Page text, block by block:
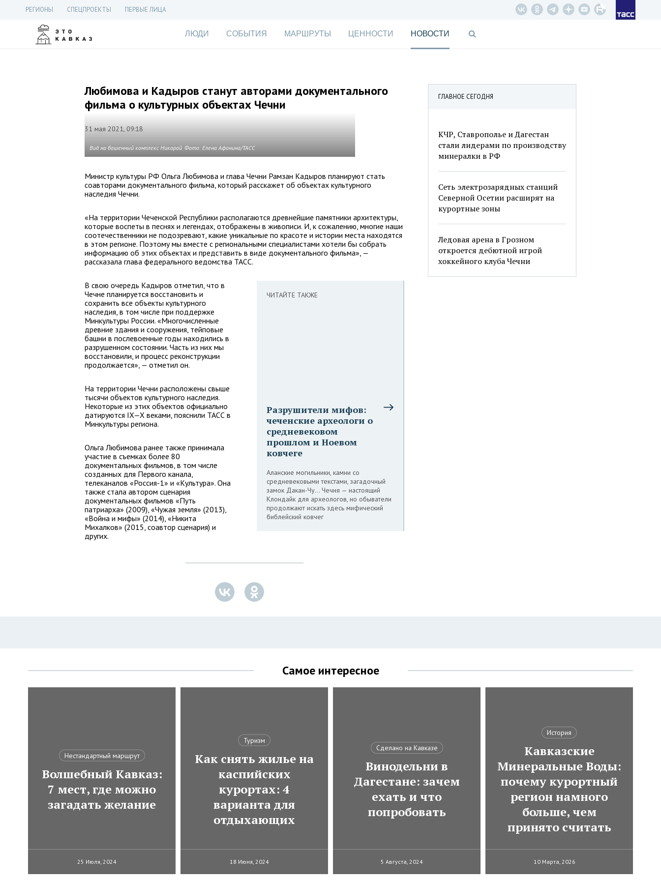
РЕГИОНЫ СПЕЦПРОЕКТЫ ПЕРВЫЕ ЛИЦА
ЛЮДИ СОБЫТИЯ МАРШРУТЫ ЦЕННОСТИ НОВОСТИ
ГЛАВНОЕ СЕГОДНЯ
КЧР, Ставрополье и Дагестан
стали лидерами по производству
минералки в РФ
Сеть электрозарядных станций
Северной Осетии расширят на
курортные зоны
Ледовая арена в Грозном
откроется дебютной игрой
хоккейного клуба Чечни
Любимова и Кадыров станут авторами документального
фильма о культурных объектах Чечни
31 мая 2021, 09:18
Вид на башенный комплекс Никарой. Фото: Елена Афонина/ТАСС
Министр культуры РФ Ольга Любимова и глава Чечни Рамзан Кадыров планируют стать
соавторами документального фильма, который расскажет об объектах культурного
наследия Чечни.
«На территории Чеченской Республики располагаются древнейшие памятники архитектуры,
которые воспеты в песнях и легендах, отображены в живописи. И, к сожалению, многие наши
соотечественники не подозревают, какие уникальные по красоте и истории места находятся
в этом регионе. Поэтому мы вместе с региональными специалистами хотели бы собрать
информацию об этих объектах и представить в виде документального фильма», —
рассказала глава федерального ведомства ТАСС.
ЧИТАЙТЕ ТАКЖЕ
Разрушители мифов:
чеченские археологи о
средневековом
прошлом и Ноевом
ковчеге
Аланские могильники, камни со
средневековыми текстами, загадочный
замок Дакан-Чу… Чечня — настоящий
Клондайк для археологов, но обыватели
продолжают искать здесь мифический
библейский ковчег
В свою очередь Кадыров отметил, что в
Чечне планируется восстановить и
сохранить все объекты культурного
наследия, в том числе при поддержке
Минкультуры России. «Многочисленные
древние здания и сооружения, тейповые
башни в послевоенные годы находились в
разрушенном состоянии. Часть из них мы
восстановили, и процесс реконструкции
продолжается», — отметил он.
На территории Чечни расположены свыше
тысячи объектов культурного наследия.
Некоторые из этих объектов официально
датируются IX—X веками, пояснили ТАСС в
Минкультуры региона.
Ольга Любимова ранее также принимала
участие в съемках более 80
документальных фильмов, в том числе
созданных для Первого канала,
телеканалов «Россия-1» и «Культура». Она
также стала автором сценария
документальных фильмов «Путь
патриарха» (2009), «Чужая земля» (2013),
«Война и мифы» (2014), «Никита
Михалков» (2015, соавтор сценария) и
других.
Самое интересное
Нестандартный маршрут
Волшебный Кавказ:
7 мест, где можно
загадать желание
25 Июля, 2024
Туризм
Как снять жилье на
каспийских
курортах: 4
варианта для
отдыхающих
18 Июня, 2024
Сделано на Кавказе
Винодельни в
Дагестане: зачем
ехать и что
попробовать
5 Августа, 2024
История
Кавказские
Минеральные Воды:
почему курортный
регион намного
больше, чем
принято считать
10 Марта, 2026